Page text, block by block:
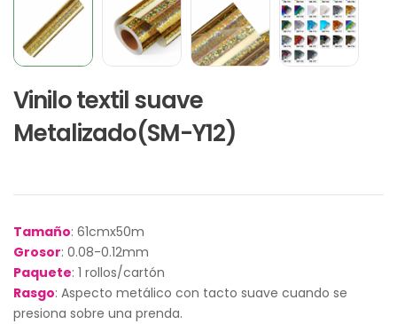
Vinilo textil suave
Metalizado(SM-Y12)
Tamaño: 61cmx50m
Grosor: 0.08-0.12mm
Paquete: 1 rollos/cartón
Rasgo: Aspecto metálico con tacto suave cuando se
presiona sobre una prenda.